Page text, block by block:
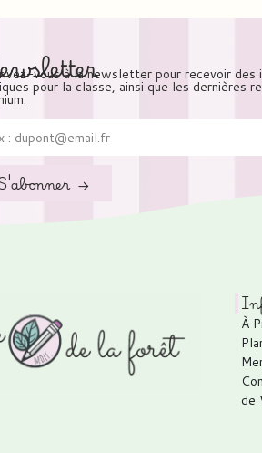
vous à la newsletter pour recevoir des
pour la classe, ainsi que les dernières
→
À
de